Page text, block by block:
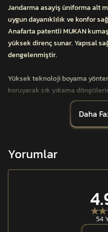
Jandarma asayiş üniforma alt
uygun dayanıklılık ve konfor
Anafarta patentli MUKAN
yüksek direnç sunar. Yapısal
dengelenmiştir.
Yüksek teknoloji boyama
koruyarak sık yıkama
Su ve yağ itici apre kaplama,
sunar ve kumaş yüzeyinin temiz
tam uyum sağlar. Uzun süreli
yapısı, mesai ve saha
Dayanıklı dikiş yapısı ve
Anafarta patentli MUKAN
Daha
Yorumlar
54